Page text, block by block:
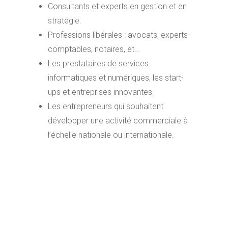
Consultants et experts en gestion et en
stratégie.
Professions libérales : avocats, experts-
comptables, notaires, et…
Les prestataires de services
informatiques et numériques, les start-
ups et entreprises innovantes.
Les entrepreneurs qui souhaitent
développer une activité commerciale à
l’échelle nationale ou internationale.